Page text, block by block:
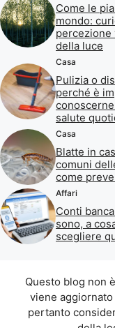
Come le
mondo:
percezione
della luce
Casa
Pulizia o
perché è
salute
Casa
Blatte in
comuni
come
Affari
Conti
sono, a
scegliere
Questo blog non
viene
pertanto